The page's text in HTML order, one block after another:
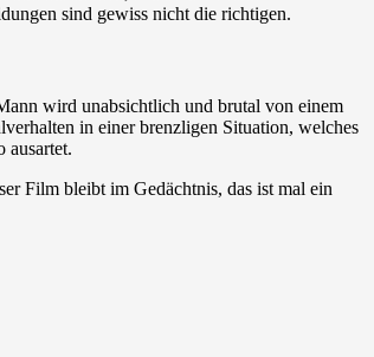
sind gewiss nicht die richtigen.
wird unabsichtlich und brutal von einem
in einer brenzligen Situation, welches
ausartet.
Film bleibt im Gedächtnis, das ist mal ein